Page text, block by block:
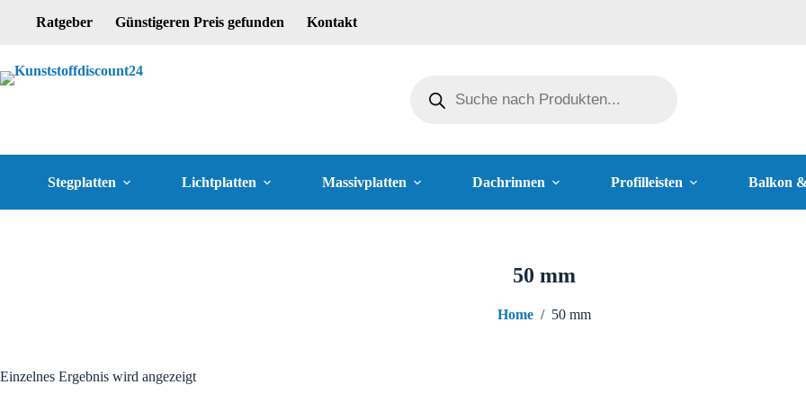
Ratgeber Günstigeren Preis gefunden Kontakt
Stegplatten Lichtplatten Massivplatten Dachrinnen Profilleisten Balkon
50 mm
Home / 50 mm
Einzelnes Ergebnis wird angezeigt